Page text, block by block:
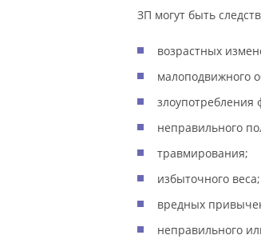
ЗП могут быть
возрастных
малоподвижного
злоупотребления
неправильного
травмирования;
избыточного веса;
вредных
неправильного